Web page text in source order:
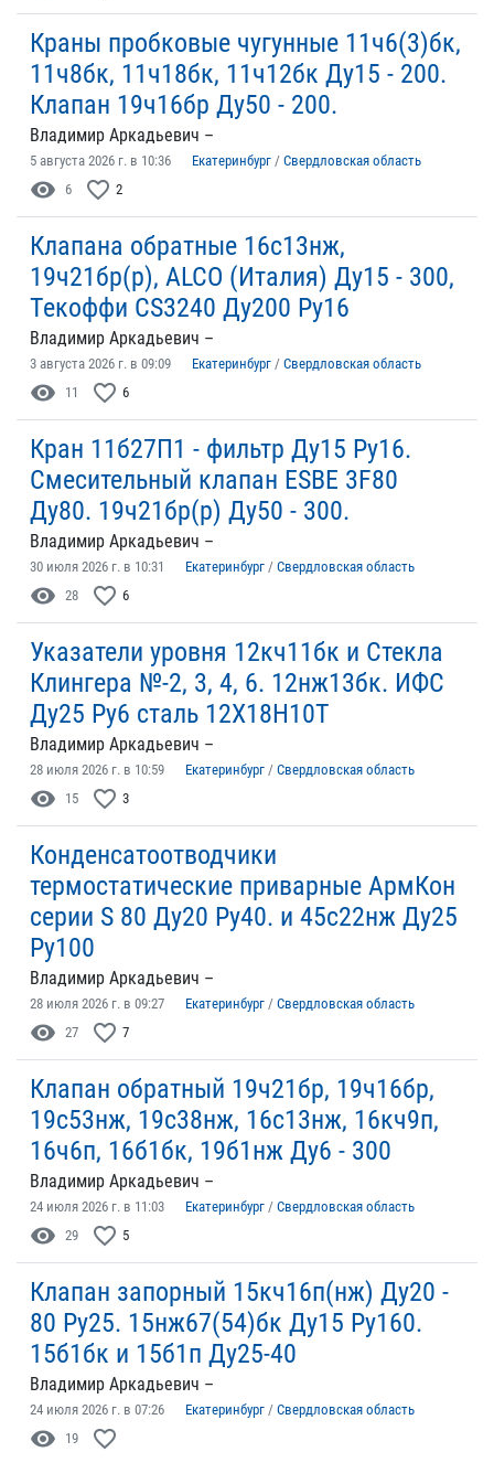
Краны пробковые чугунные 11ч6(3)бк,
11ч8бк, 11ч18бк, 11ч12бк Ду15 - 200.
Клапан 19ч16бр Ду50 - 200.
Владимир Аркадьевич –
5 августа 2026 г. в 10:36 Екатеринбург / Свердловская область
visibility 6 favorite_border 2
Клапана обратные 16с13нж,
19ч21бр(р), ALCO (Италия) Ду15 - 300,
Текоффи CS3240 Ду200 Ру16
Владимир Аркадьевич –
3 августа 2026 г. в 09:09 Екатеринбург / Свердловская область
visibility 11 favorite_border 6
Кран 11б27П1 - фильтр Ду15 Ру16.
Смесительный клапан ESBE 3F80
Ду80. 19ч21бр(р) Ду50 - 300.
Владимир Аркадьевич –
30 июля 2026 г. в 10:31 Екатеринбург / Свердловская область
visibility 28 favorite_border 6
Указатели уровня 12кч11бк и Стекла
Клингера №-2, 3, 4, 6. 12нж13бк. ИФС
Ду25 Ру6 сталь 12Х18Н10Т
Владимир Аркадьевич –
28 июля 2026 г. в 10:59 Екатеринбург / Свердловская область
visibility 15 favorite_border 3
Конденсатоотводчики
термостатические приварные АрмКон
серии S 80 Ду20 Ру40. и 45с22нж Ду25
Ру100
Владимир Аркадьевич –
28 июля 2026 г. в 09:27 Екатеринбург / Свердловская область
visibility 27 favorite_border 7
Клапан обратный 19ч21бр, 19ч16бр,
19с53нж, 19с38нж, 16с13нж, 16кч9п,
16ч6п, 16б1бк, 19б1нж Ду6 - 300
Владимир Аркадьевич –
24 июля 2026 г. в 11:03 Екатеринбург / Свердловская область
visibility 29 favorite_border 5
Клапан запорный 15кч16п(нж) Ду20 -
80 Ру25. 15нж67(54)бк Ду15 Ру160.
15б1бк и 15б1п Ду25-40
Владимир Аркадьевич –
24 июля 2026 г. в 07:26 Екатеринбург / Свердловская область
visibility 19 favorite_border